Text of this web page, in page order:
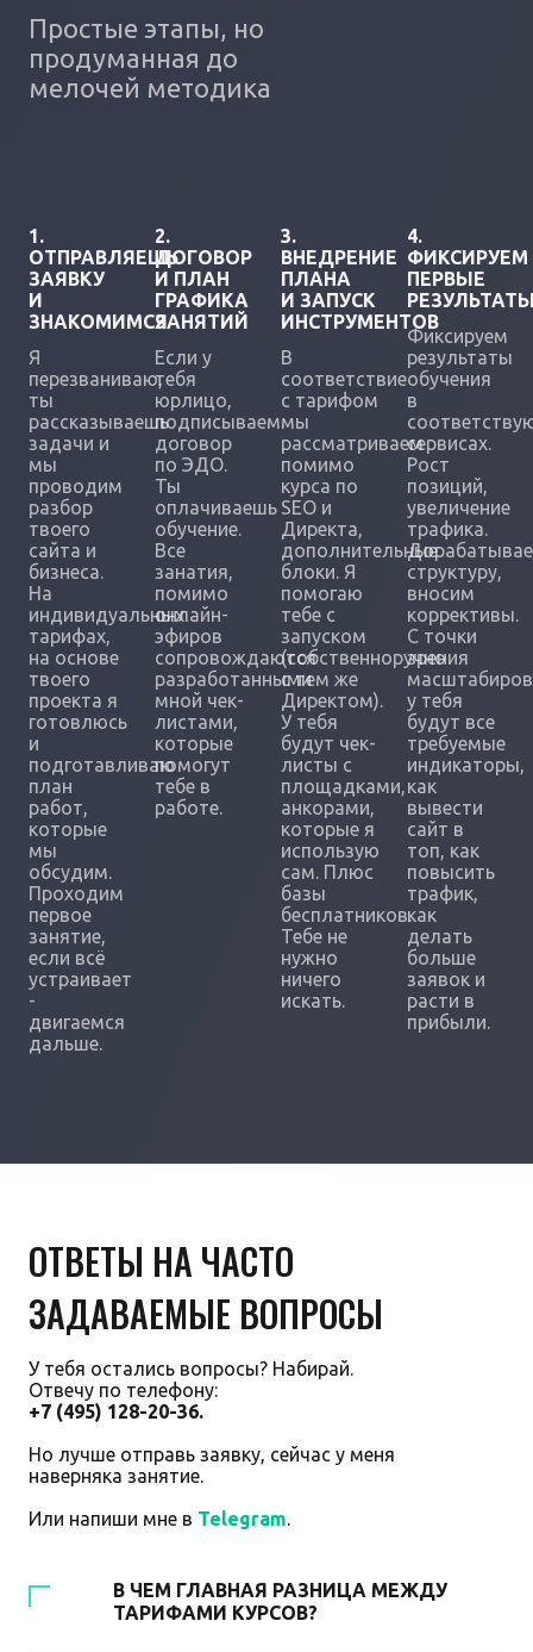
Простые этапы, но
продуманная до
мелочей методика
1.
ОТПРАВЛЯЕШЬ
ЗАЯВКУ
И
ЗНАКОМИМСЯ
Я
перезваниваю,
ты
рассказываешь
задачи и
мы
проводим
разбор
твоего
сайта и
бизнеса.
На
индивидуальных
тарифах,
на основе
твоего
проекта я
готовлюсь
и
подготавливаю
план
работ,
которые
мы
обсудим.
Проходим
первое
занятие,
если всё
устраивает
-
двигаемся
дальше.
2.
ДОГОВОР
И ПЛАН
ГРАФИКА
ЗАНЯТИЙ
Если у
тебя
юрлицо,
подписываем
договор
по ЭДО.
Ты
оплачиваешь
обучение.
Все
занатия,
помимо
онлайн-
эфиров
сопровождаются
разработанными
мной чек-
листами,
которые
помогут
тебе в
работе.
3.
ВНЕДРЕНИЕ
ПЛАНА
И ЗАПУСК
ИНСТРУМЕНТОВ
В
соответствие
с тарифом
мы
рассматриваем
помимо
курса по
SEO и
Директа,
дополнительные
блоки. Я
помогаю
тебе с
запуском
(собственноручно
с тем же
Директом).
У тебя
будут чек-
листы с
площадками,
анкорами,
которые я
использую
сам. Плюс
базы
бесплатников.
Тебе не
нужно
ничего
искать.
4.
ФИКСИРУЕМ
ПЕРВЫЕ
Фиксируем
результаты
обучения
в
сервисах.
Рост
позиций,
увеличение
трафика.
структуру,
вносим
коррективы.
С точки
зрения
у тебя
будут все
требуемые
индикаторы,
как
вывести
сайт в
топ, как
повысить
трафик,
как
делать
больше
заявок и
расти в
прибыли.
ОТВЕТЫ НА ЧАСТО
ЗАДАВАЕМЫЕ ВОПРОСЫ
У тебя остались вопросы? Набирай.
Отвечу по телефону:
+7 (495) 128-20-36.
Но лучше отправь заявку, сейчас у меня
наверняка занятие.
Или напиши мне в Telegram.
В ЧЕМ ГЛАВНАЯ РАЗНИЦА МЕЖДУ
ТАРИФАМИ КУРСОВ?